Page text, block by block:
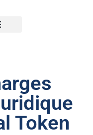
Token